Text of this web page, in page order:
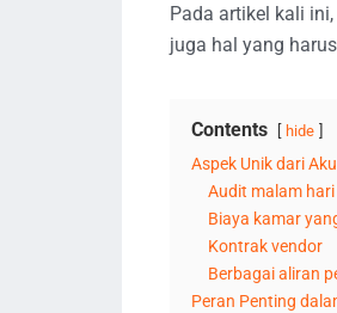
Pada artikel kali
juga hal yang
Contents hide
Aspek Unik dari
Audit malam hari
Biaya kamar
Kontrak vendor
Berbagai aliran
Peran Penting